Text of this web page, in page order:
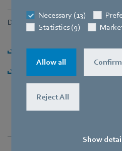
Necessary (13)
Statistics (9)
Allow all
Reject All
Show
Downloads
Herunterladen [PDF] -